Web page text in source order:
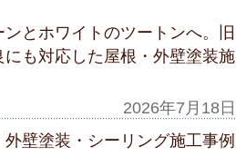
とホワイトのツートンへ。旧
も対応した屋根・外壁塗装施
2026年7月18日
壁塗装・シーリング施工事例